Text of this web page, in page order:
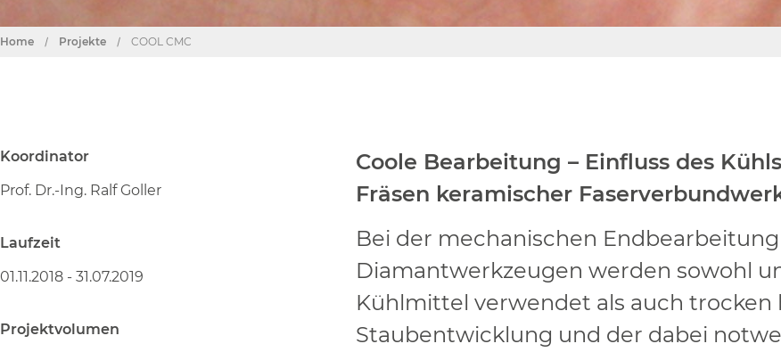
Home / Projekte / COOL CMC
Koordinator
Prof. Dr.-Ing. Ralf Goller
Laufzeit
01.11.2018 - 31.07.2019
Projektvolumen
Coole Bearbeitung – Einfluss des
Fräsen keramischer
Bei der mechanischen
Diamantwerkzeugen werden sowohl
Kühlmittel verwendet als auch
Staubentwicklung und der dabei